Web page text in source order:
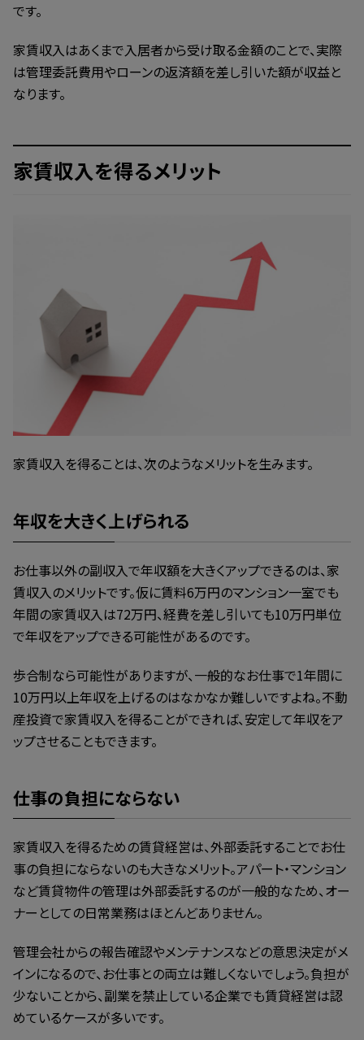
です。
家賃収入はあくまで入居者から受け取る金額のことで、実際
は管理委託費用やローンの返済額を差し引いた額が収益と
なります。
家賃収入を得るメリット
家賃収入を得ることは、次のようなメリットを生みます。
年収を大きく上げられる
お仕事以外の副収入で年収額を大きくアップできるのは、家
賃収入のメリットです。仮に賃料6万円のマンション一室でも
年間の家賃収入は72万円、経費を差し引いても10万円単位
で年収をアップできる可能性があるのです。
歩合制なら可能性がありますが、一般的なお仕事で1年間に
10万円以上年収を上げるのはなかなか難しいですよね。不動
産投資で家賃収入を得ることができれば、安定して年収をア
ップさせることもできます。
仕事の負担にならない
家賃収入を得るための賃貸経営は、外部委託することでお仕
事の負担にならないのも大きなメリット。アパート・マンション
など賃貸物件の管理は外部委託するのが一般的なため、オー
ナーとしての日常業務はほとんどありません。
管理会社からの報告確認やメンテナンスなどの意思決定がメ
インになるので、お仕事との両立は難しくないでしょう。負担が
少ないことから、副業を禁止している企業でも賃貸経営は認
めているケースが多いです。